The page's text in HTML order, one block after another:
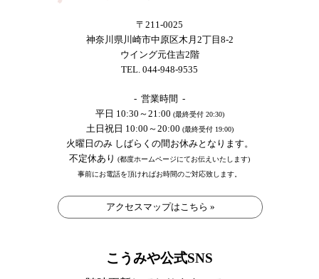
〒211-0025
神奈川県川崎市中原区木月2丁目8-2
ウイング元住吉2階
TEL. 044-948-9535
- 営業時間 -
平日 10:30～21:00 (最終受付 20:30)
土日祝日 10:00～20:00 (最終受付 19:00)
火曜日のみ しばらくの間お休みとなります。
不定休あり (都度ホームページにてお伝えいたします)
事前にお電話を頂ければお時間のご対応致します。
アクセスマップはこちら »
こうみや公式SNS